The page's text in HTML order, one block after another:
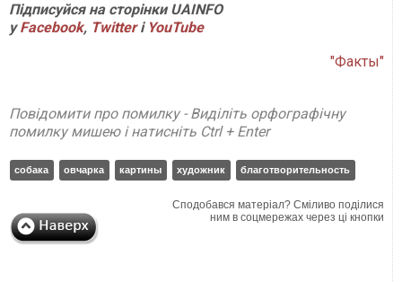
Підписуйся на сторінки UAINFO
уFacebook, Twitterі YouTube
"Факты"
Повідомити про помилку - Виділіть орфографічну
помилку мишею і натисніть Ctrl + Enter
собака овчарка картины художник благотворительность
Сподобався матеріал? Сміливо поділися
ним в соцмережах через ці кнопки